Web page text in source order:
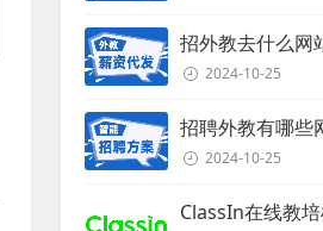
2024-10-25
2024-10-25